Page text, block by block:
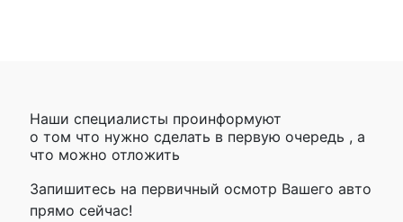
Наши специалисты проинформуют
о том что нужно сделать в первую очередь , а
что можно отложить
Запишитесь на первичный осмотр Вашего авто
прямо сейчас!